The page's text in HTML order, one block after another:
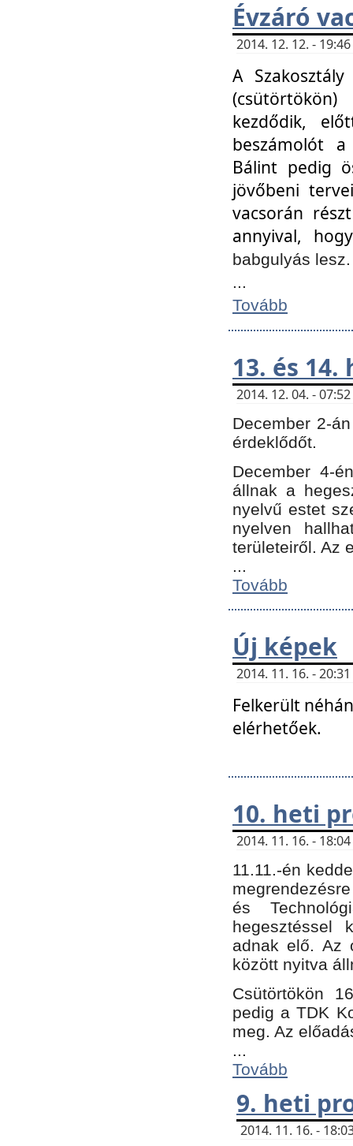
Évzáró
2014. 12. 12. -
A
kezdődik,
beszámolót
Bálint pedig
jövőbeni
vacsorán
annyival,
babgulyás
...
Tovább
13. és
2014. 12. 04. -
December 2-
érdeklődőt.
December 4-
állnak a
nyelvű estet
nyelven
területeiről. Az
...
Tovább
Új képek
2014. 11. 16. -
Felkerült
elérhetőek.
10. heti
2014. 11. 16. -
11.11.-én
és
hegesztéssel
adnak elő. Az
között nyitva
Csütörtökön
pedig a TDK
meg. Az
...
Tovább
9. heti
2014. 11. 16. -